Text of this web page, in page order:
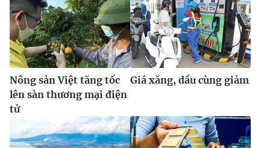
Nông sản Việt tăng tốc
lên sàn thương mại điện
tử
Giá xăng, dầu cùng giảm